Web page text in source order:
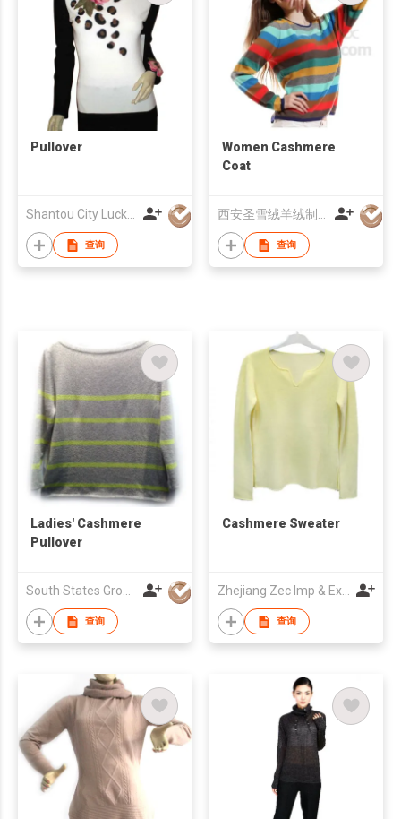
Pullover
查询
Women Cashmere
Coat
查询
Ladies' Cashmere
Pullover
South States Group ( Holdings) Limited
查询
Cashmere Sweater
Zhejiang Zec Imp & Exp Co., Ltd.
查询